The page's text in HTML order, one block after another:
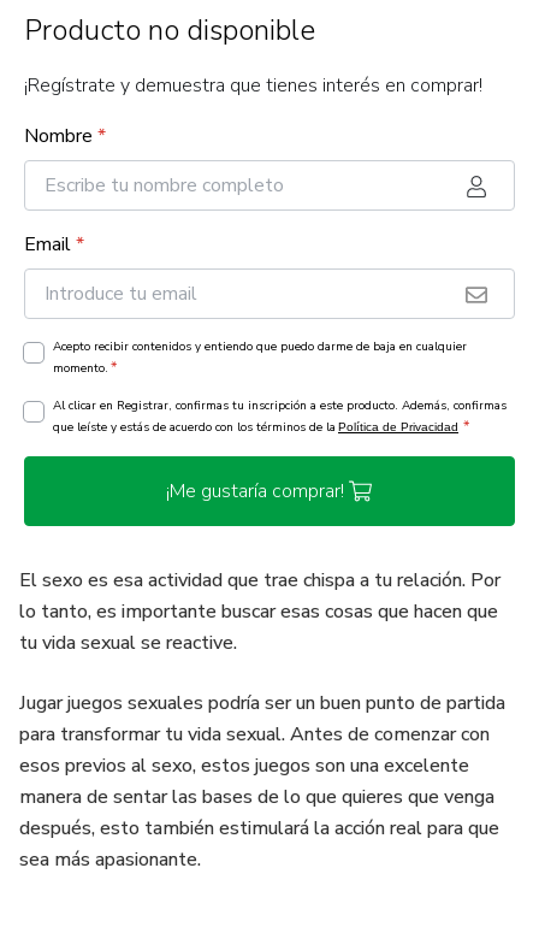
Producto no disponible
¡Regístrate y demuestra que tienes interés en comprar!
Nombre *
Email*
Acepto recibir contenidos y entiendo que puedo darme de baja en cualquier
momento. *
Al clicar en Registrar, confirmas tu inscripción a este producto. Además, confirmas
que leíste y estás de acuerdo con los términos de la Política de Privacidad *
¡Me gustaría comprar!
El sexo es esa actividad que trae chispa a tu relación. Por
lo tanto, es importante buscar esas cosas que hacen que
tu vida sexual se reactive.
Jugar juegos sexuales podría ser un buen punto de partida
para transformar tu vida sexual. Antes de comenzar con
esos previos al sexo, estos juegos son una excelente
manera de sentar las bases de lo que quieres que venga
después, esto también estimulará la acción real para que
sea más apasionante.